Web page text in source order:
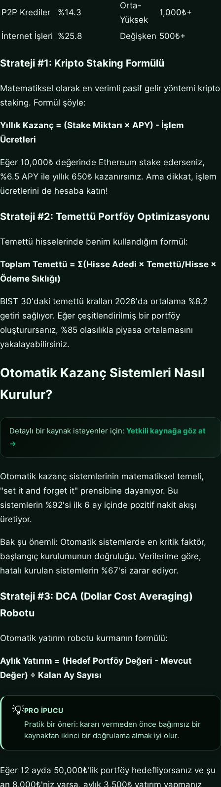
P2P Krediler %14.3
Orta-
Yüksek
1,000₺+
İnternet İşleri %25.8 Değişken 500₺+
Strateji #1: Kripto Staking Formülü
Matematiksel olarak en verimli pasif gelir yöntemi kripto
staking. Formül şöyle:
Yıllık Kazanç = (Stake Miktarı × APY) - İşlem
Ücretleri
Eğer 10,000₺ değerinde Ethereum stake ederseniz,
%6.5 APY ile yıllık 650₺ kazanırsınız. Ama dikkat, işlem
ücretlerini de hesaba katın!
Strateji #2: Temettü Portföy Optimizasyonu
Temettü hisselerinde benim kullandığım formül:
Toplam Temettü = Σ(Hisse Adedi × Temettü/Hisse ×
Ödeme Sıklığı)
BIST 30'daki temettü kralları 2026'da ortalama %8.2
getiri sağlıyor. Eğer çeşitlendirilmiş bir portföy
oluşturursanız, %85 olasılıkla piyasa ortalamasını
yakalayabilirsiniz.
Otomatik Kazanç Sistemleri Nasıl
Kurulur?
Detaylı bir kaynak isteyenler için: Yetkili kaynağa göz at
→
Otomatik kazanç sistemlerinin matematiksel temeli,
"set it and forget it" prensibine dayanıyor. Bu
sistemlerin %92'si ilk 6 ay içinde pozitif nakit akışı
üretiyor.
Bak şu önemli: Otomatik sistemlerde en kritik faktör,
başlangıç kurulumunun doğruluğu. Verilerime göre,
hatalı kurulan sistemlerin %67'si zarar ediyor.
Strateji #3: DCA (Dollar Cost Averaging)
Robotu
Otomatik yatırım robotu kurmanın formülü:
Aylık Yatırım = (Hedef Portföy Değeri - Mevcut
Değer) ÷ Kalan Ay Sayısı
💡PRO IPUCU
Pratik bir öneri: kararı vermeden önce bağımsız bir
kaynaktan ikinci bir doğrulama almak iyi olur.
Eğer 12 ayda 50,000₺'lik portföy hedefliyorsanız ve şu
an 8,000₺'niz varsa, aylık 3,500₺ yatırım yapmanız